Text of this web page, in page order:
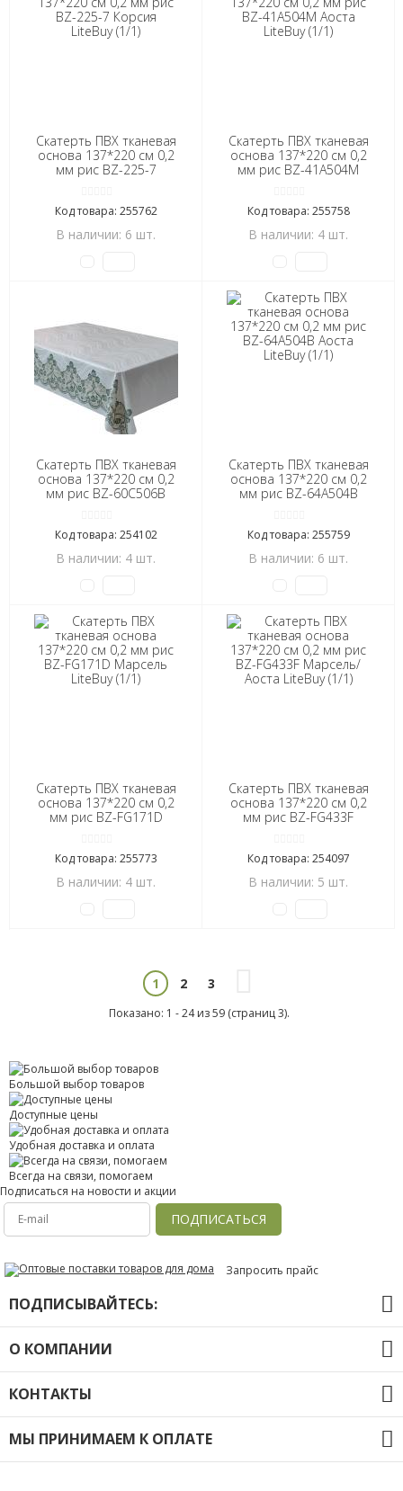
Скатерть ПВХ тканевая
основа 137*220 см 0,2
мм рис BZ-225-7
Код товара: 255762
В наличии: 6 шт.
Скатерть ПВХ тканевая
основа 137*220 см 0,2
мм рис BZ-41А504М
Код товара: 255758
В наличии: 4 шт.
Скатерть ПВХ тканевая
основа 137*220 см 0,2
мм рис BZ-60C506B
Код товара: 254102
В наличии: 4 шт.
Скатерть ПВХ тканевая
основа 137*220 см 0,2
мм рис BZ-64А504В
Код товара: 255759
В наличии: 6 шт.
Скатерть ПВХ тканевая
основа 137*220 см 0,2
мм рис BZ-FG171D
Код товара: 255773
В наличии: 4 шт.
Скатерть ПВХ тканевая
основа 137*220 см 0,2
мм рис BZ-FG433F
Код товара: 254097
В наличии: 5 шт.
1 2 3
Показано: 1 - 24 из 59 (страниц 3).
Большой выбор товаров
Доступные цены
Удобная доставка и оплата
Всегда на связи, помогаем
Подписаться на новости и акции
ПОДПИСАТЬСЯ
Запросить прайс
ПОДПИСЫВАЙТЕСЬ:
О КОМПАНИИ
О компании
Оплата и доставка
Контакты
Политика конфиденциальности
КОНТАКТЫ
+7 (391) 20-40-803
info@lb-opt.ru
МЫ ПРИНИМАЕМ К ОПЛАТЕ